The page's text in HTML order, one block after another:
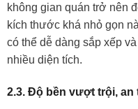
không gian quán trở nên
kích thước khá nhỏ gọn
có thể dễ dàng sắp xếp
nhiều diện tích.
2.3. Độ bền vượt trội,